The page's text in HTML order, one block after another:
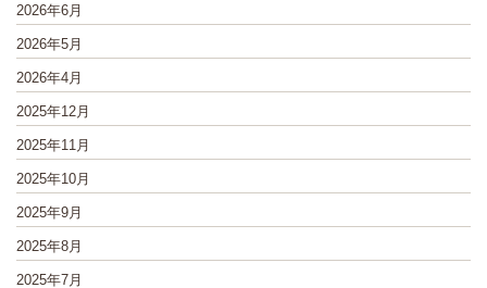
2026年6月
2026年5月
2026年4月
2025年12月
2025年11月
2025年10月
2025年9月
2025年8月
2025年7月